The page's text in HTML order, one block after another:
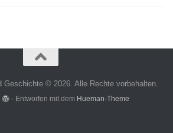
Geschichte © 2026. Alle Rechte vorbehalten.
- Entworfen mit dem Hueman-Theme